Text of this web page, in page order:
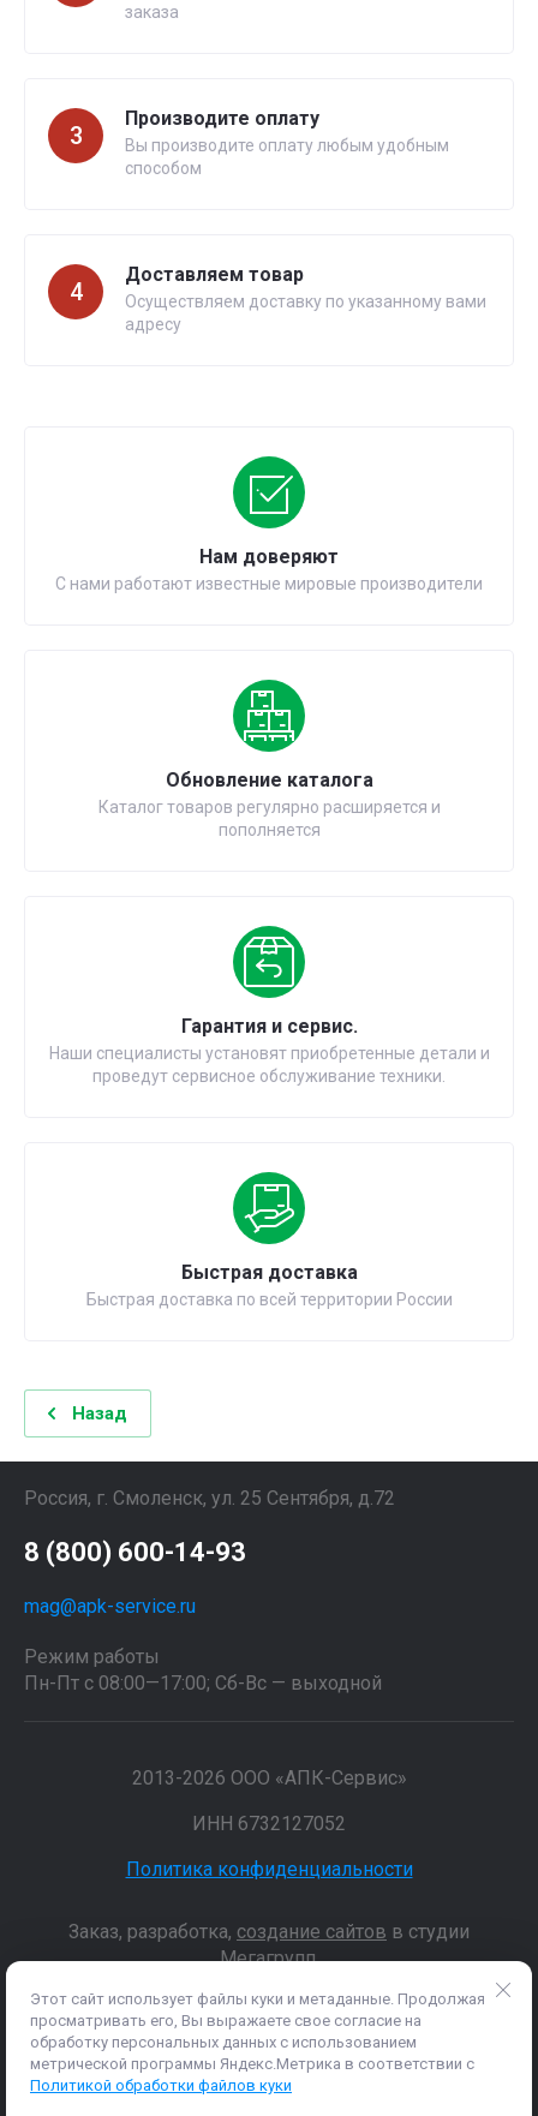
заказа
3
Производите оплату
Вы производите оплату любым удобным
способом
4
Доставляем товар
Осуществляем доставку по указанному вами
адресу
Нам доверяют
С нами работают известные мировые производители
Обновление каталога
Каталог товаров регулярно расширяется и
пополняется
Гарантия и сервис.
Наши специалисты установят приобретенные детали и
проведут сервисное обслуживание техники.
Быстрая доставка
Быстрая доставка по всей территории России
Назад
Россия, г. Смоленск, ул. 25 Сентября, д.72
8 (800) 600-14-93
mag@apk-service.ru
Режим работы
Пн-Пт с 08:00—17:00; Сб-Вс — выходной
2013-2026 ООО «АПК-Сервис»
ИНН 6732127052
Политика конфиденциальности
Заказ, разработка, создание сайтов в студии
Мегагрупп.
Данные о товарах и услугах, включая цены и технические
характеристики, представленные на сайте, не являются
публичной офертой, определяемой положениями Статьи 437 (2)
ГК РФ, а носят исключительно информационный характер. Для
Этот сайт использует файлы куки и метаданные. Продолжая
просматривать его, Вы выражаете свое согласие на
обработку персональных данных с использованием
метрической программы Яндекс.Метрика в соответствии с
Политикой обработки файлов куки